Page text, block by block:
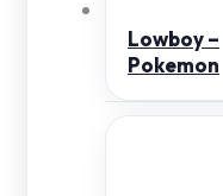
Lowboy –
Pokemon